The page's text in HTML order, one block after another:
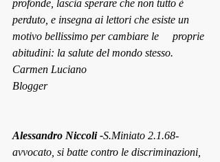
profonde, lascia sperare che non tutto è
perduto, e insegna ai lettori che esiste un
motivo bellissimo per cambiare le     proprie
abitudini: la salute del mondo stesso.
Carmen Luciano
Blogger
Alessandro Niccoli -S.Miniato 2.1.68-
avvocato, si batte contro le discriminazioni,